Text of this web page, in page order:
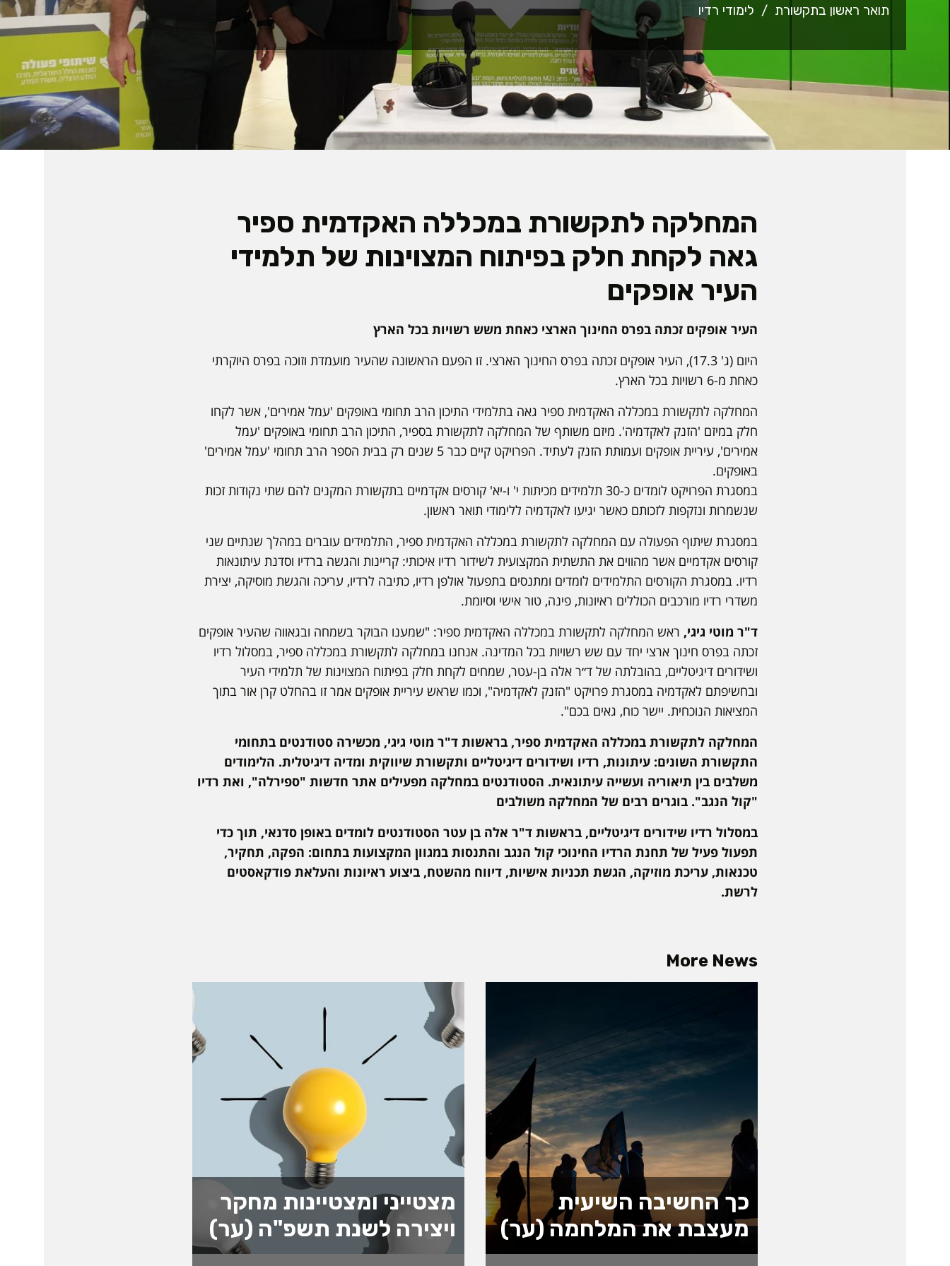
תואר ראשון בתקשורת לימודי רדיו
המחלקה לתקשורת במכללה האקדמית ספיר
גאה לקחת חלק בפיתוח המצוינות של תלמידי
העיר אופקים
העיר אופקים זכתה בפרס החינוך הארצי כאחת משש רשויות בכל הארץ
היום (ג' 17.3), העיר אופקים זכתה בפרס החינוך הארצי. זו הפעם הראשונה שהעיר מועמדת וזוכה בפרס היוקרתי
כאחת מ-6 רשויות בכל הארץ.
המחלקה לתקשורת במכללה האקדמית ספיר גאה בתלמידי התיכון הרב תחומי באופקים 'עמל אמירים', אשר לקחו
חלק במיזם 'הזנק לאקדמיה'. מיזם משותף של המחלקה לתקשורת בספיר, התיכון הרב תחומי באופקים 'עמל
אמירים', עיריית אופקים ועמותת הזנק לעתיד. הפרויקט קיים כבר 5 שנים רק בבית הספר הרב תחומי 'עמל אמירים'
באופקים.
במסגרת הפרויקט לומדים כ-30 תלמידים מכיתות י' ו-יא' קורסים אקדמיים בתקשורת המקנים להם שתי נקודות זכות
שנשמרות ונזקפות לזכותם כאשר יגיעו לאקדמיה ללימודי תואר ראשון.
במסגרת שיתוף הפעולה עם המחלקה לתקשורת במכללה האקדמית ספיר, התלמידים עוברים במהלך שנתיים שני
קורסים אקדמיים אשר מהווים את התשתית המקצועית לשידור רדיו איכותי: קריינות והגשה ברדיו וסדנת עיתונאות
רדיו. במסגרת הקורסים התלמידים לומדים ומתנסים בתפעול אולפן רדיו, כתיבה לרדיו, עריכה והגשת מוסיקה, יצירת
משדרי רדיו מורכבים הכוללים ראיונות, פינה, טור אישי וסיומת.
ד"ר מוטי גיגי, ראש המחלקה לתקשורת במכללה האקדמית ספיר: "שמענו הבוקר בשמחה ובגאווה שהעיר אופקים
זכתה בפרס חינוך ארצי יחד עם שש רשויות בכל המדינה. אנחנו במחלקה לתקשורת במכללה ספיר, במסלול רדיו
ושידורים דיגיטליים, בהובלתה של ד״ר אלה בן-עטר, שמחים לקחת חלק בפיתוח המצוינות של תלמידי העיר
ובחשיפתם לאקדמיה במסגרת פרויקט "הזנק לאקדמיה", וכמו שראש עיריית אופקים אמר זו בהחלט קרן אור בתוך
המציאות הנוכחית. יישר כוח, גאים בכם".
המחלקה לתקשורת במכללה האקדמית ספיר, בראשות ד"ר מוטי גיגי, מכשירה סטודנטים בתחומי
התקשורת השונים: עיתונות, רדיו ושידורים דיגיטליים ותקשורת שיווקית ומדיה דיגיטלית. הלימודים
משלבים בין תיאוריה ועשייה עיתונאית. הסטודנטים במחלקה מפעילים אתר חדשות "ספירלה", ואת רדיו
"קול הנגב". בוגרים רבים של המחלקה משולבים
במסלול רדיו שידורים דיגיטליים, בראשות ד"ר אלה בן עטר הסטודנטים לומדים באופן סדנאי, תוך כדי
תפעול פעיל של תחנת הרדיו החינוכי קול הנגב והתנסות במגוון המקצועות בתחום: הפקה, תחקיר,
טכנאות, עריכת מוזיקה, הגשת תכניות אישיות, דיווח מהשטח, ביצוע ראיונות והעלאת פודקאסטים
לרשת.
More News
כך החשיבה השיעית
מעצבת את המלחמה (ער)
מצטייני ומצטיינות מחקר
ויצירה לשנת תשפ"ה (ער)